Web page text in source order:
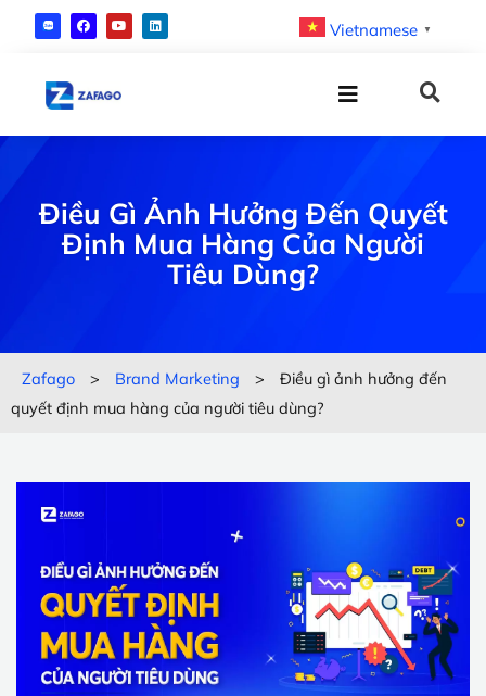
Vietnamese ▼
Điều Gì Ảnh Hưởng Đến Quyết
Định Mua Hàng Của Người
Tiêu Dùng?
Zafago > Brand Marketing >
Điều gì ảnh hưởng đến
quyết định mua hàng của người tiêu dùng?